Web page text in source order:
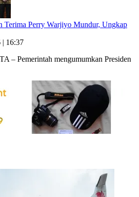
Terima Perry Warjiyo Mundur, Ungkap
| 16:37
– Pemerintah mengumumkan Presiden